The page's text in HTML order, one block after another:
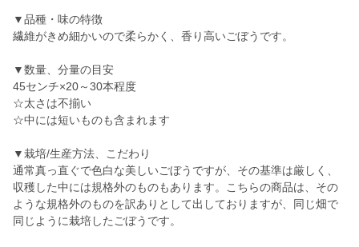
▼品種・味の特徴
繊維がきめ細かいので柔らかく、香り高いごぼうです。
▼数量、分量の目安
45センチ×20～30本程度
☆太さは不揃い
☆中には短いものも含まれます
▼栽培/生産方法、こだわり
通常真っ直ぐで色白な美しいごぼうですが、その基準は厳しく、
収穫した中には規格外のものもあります。こちらの商品は、その
ような規格外のものを訳ありとして出しておりますが、同じ畑で
同じように栽培したごぼうです。